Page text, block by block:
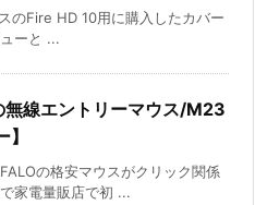
のFire HD 10用に購入したカバー
ーと ...
無線エントリーマウス/M23
の格安マウスがクリック関係
家電量販店で初 ...